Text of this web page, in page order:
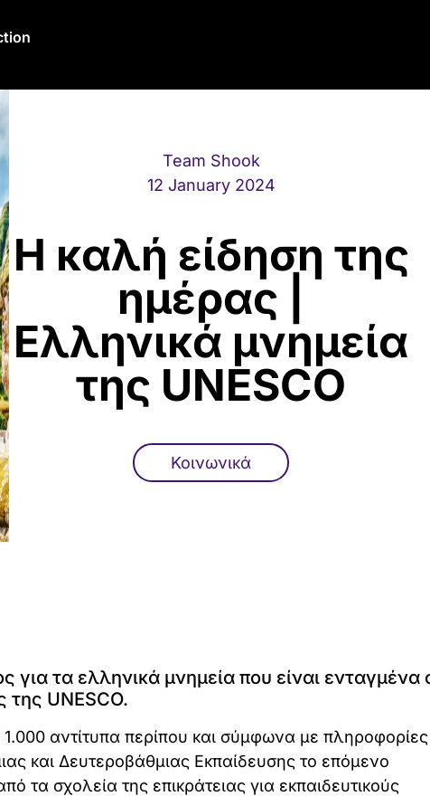
Team Shook
12 January 2024
Η καλή είδηση της
ημέρας |
Ελληνικά μνημεία
της UNESCO
Κοινωνικά
τα ελληνικά μνημεία που είναι ενταγμένα
UNESCO.
αντίτυπα περίπου και σύμφωνα με
και Δευτεροβάθμιας Εκπαίδευσης το επόμενο
τα σχολεία της επικράτειας για εκπαιδευτικούς